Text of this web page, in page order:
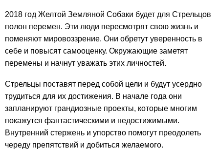
2018 год Желтой Земляной Собаки будет для Стрельцов
полон перемен. Эти люди пересмотрят свою жизнь и
поменяют мировоззрение. Они обретут уверенность в
себе и повысят самооценку. Окружающие заметят
перемены и начнут уважать этих личностей.
Стрельцы поставят перед собой цели и будут усердно
трудиться для их достижения. В начале года они
запланируют грандиозные проекты, которые многим
покажутся фантастическими и недостижимыми.
Внутренний стержень и упорство помогут преодолеть
череду препятствий и добиться желаемого.